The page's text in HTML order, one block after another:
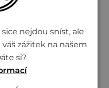
údajov
nejdou sníst, ale
zážitek na našem
si?